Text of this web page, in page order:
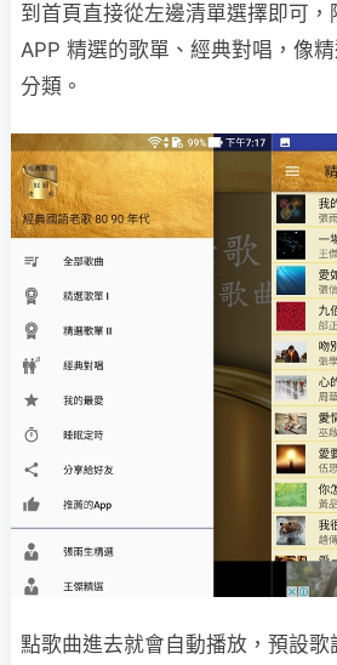
到首頁直接從左邊清單選擇即可
APP 精選的歌單、經典對唱，像
分類。
點歌曲進去就會自動播放，預設歌